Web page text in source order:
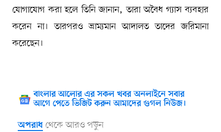
যোগাযোগ করা হলে তিনি জানান, তারা অবৈধ গ্যাস ব্যবহার
করেন না। তারপরও ভ্রাম্যমান আদালত তাদের জরিমানা
করেছেন।
বাংলার আলোর এর সকল খবর অনলাইনে সবার
আগে পেতে ভিজিট করুন আমাদের গুগল নিউজ।
অপরাধ থেকে আরও পড়ুন